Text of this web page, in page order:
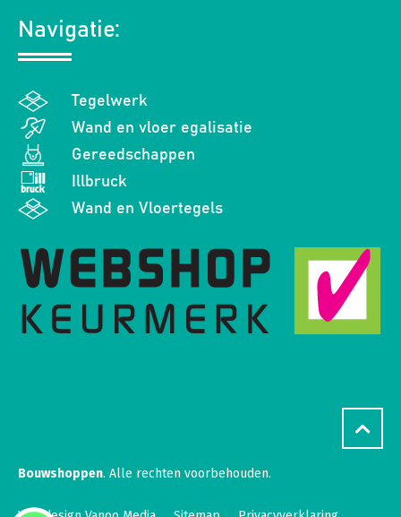
Navigatie:
Tegelwerk
Wand en vloer egalisatie
Gereedschappen
Illbruck
Wand en Vloertegels
Bouwshoppen. Alle rechten voorbehouden.